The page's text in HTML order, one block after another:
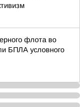
флота во
БПЛА условного